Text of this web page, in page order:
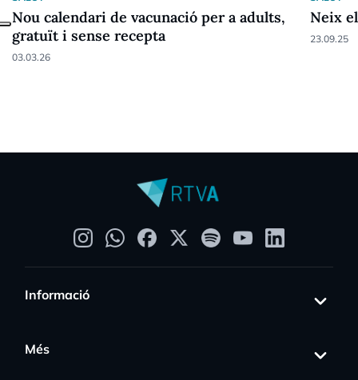
Nou calendari de vacunació per a adults,
gratuït i sense recepta
03.03.26
Neix
23.09.25
Informació
Més